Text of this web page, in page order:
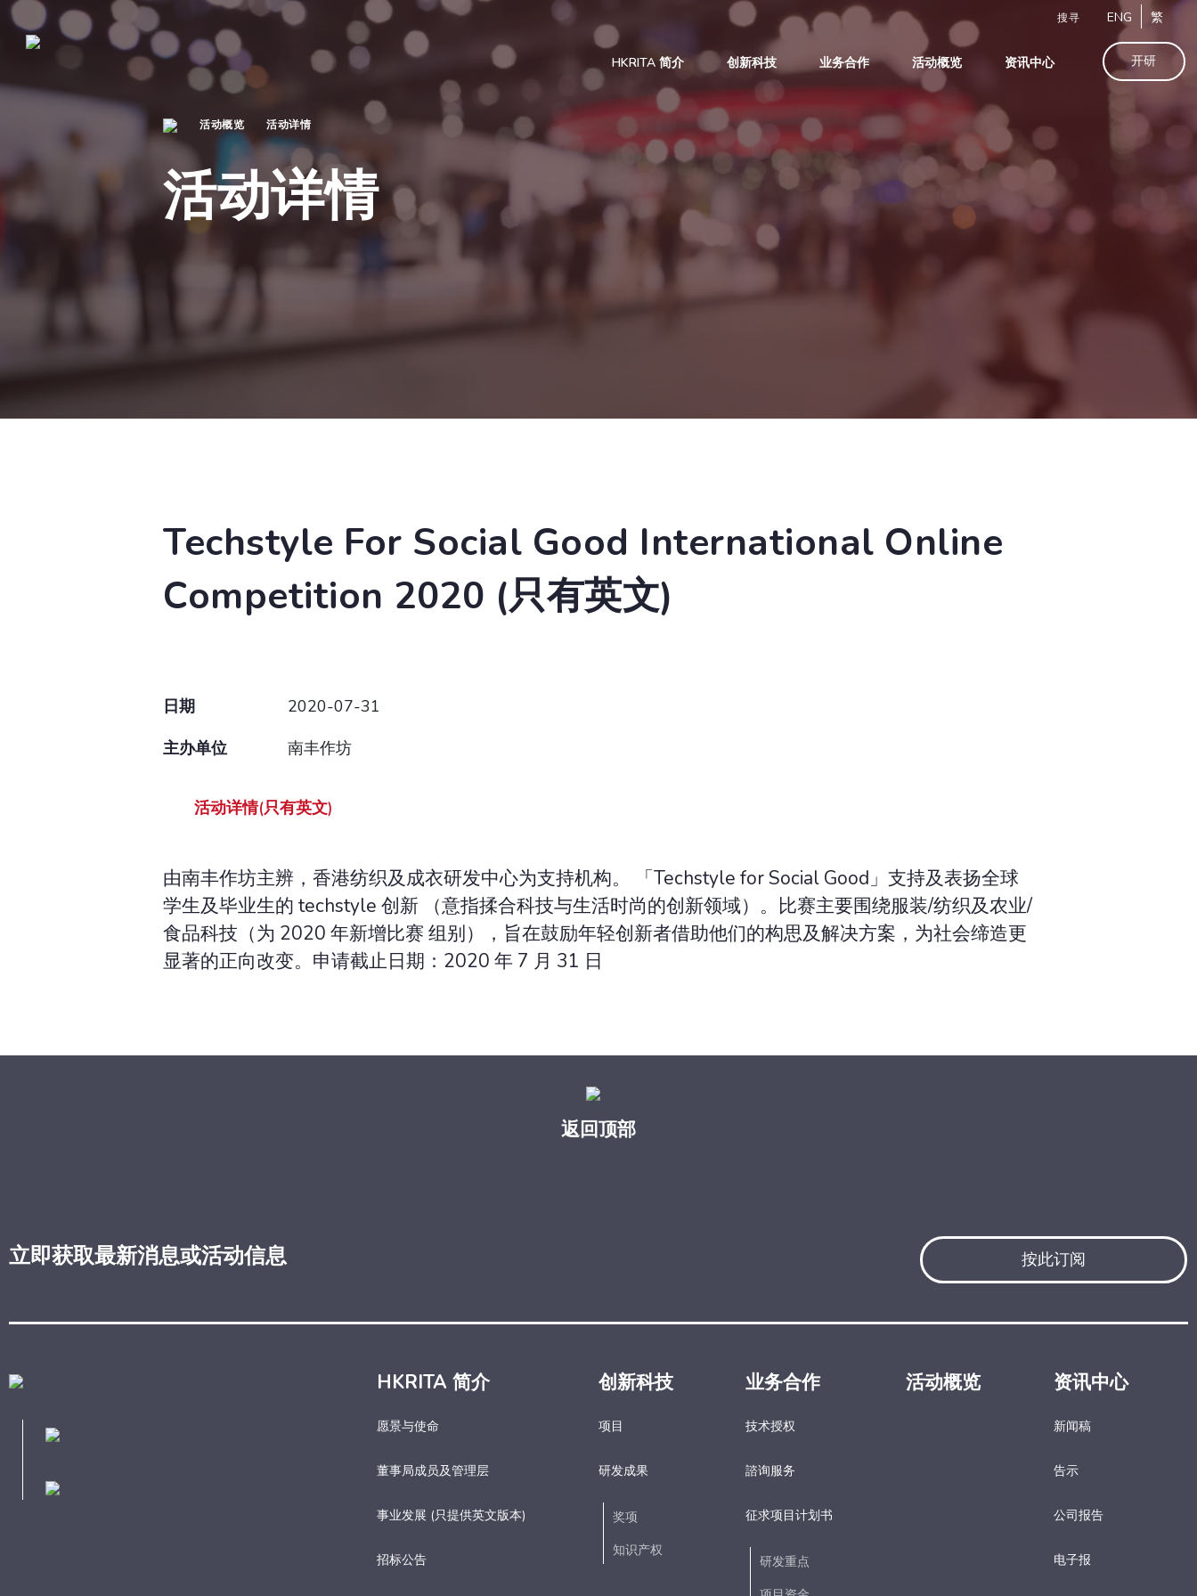
搜寻 ENG 繁
HKRITA 简介 创新科技 业务合作 活动概览 资讯中心 开研
活动概览 活动详情
活动详情
Techstyle For Social Good International Online
Competition 2020 (只有英文)
日期
2020-07-31
主办单位
南丰作坊
活动详情(只有英文)
由南丰作坊主辨，香港纺织及成衣研发中心为支持机构。 「Techstyle for Social Good」支持及表扬全球
学生及毕业生的 techstyle 创新 （意指揉合科技与生活时尚的创新领域）。比赛主要围绕服装/纺织及农业/
食品科技（为 2020 年新增比赛 组别），旨在鼓励年轻创新者借助他们的构思及解决方案，为社会缔造更
显著的正向改变。申请截止日期：2020 年 7 月 31 日
返回顶部
立即获取最新消息或活动信息 按此订阅
HKRITA 简介
愿景与使命
董事局成员及管理层
事业发展 (只提供英文版本)
招标公告
创新科技
项目
研发成果
奖项
知识产权
业务合作
技术授权
諮询服务
征求项目计划书
研发重点​
活动概览 资讯中心
新闻稿
告示
公司报告
电子报​